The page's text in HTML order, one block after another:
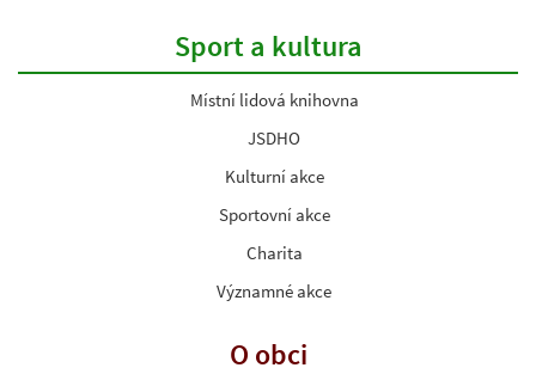
Sport a kultura
Místní lidová knihovna
JSDHO
Kulturní akce
Sportovní akce
Charita
Významné akce
O obci